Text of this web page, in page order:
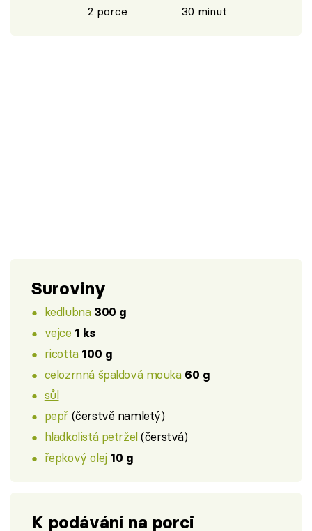
2 porce 30 minut
Suroviny
kedlubna 300 g
vejce 1 ks
ricotta 100 g
celozrnná špaldová mouka 60 g
sůl
pepř (čerstvě namletý)
hladkolistá petržel(čerstvá)
řepkový olej 10 g
K podávání na porci